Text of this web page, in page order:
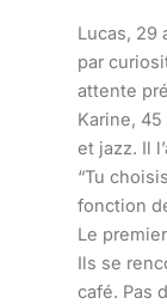
Lucas, 29
par
attente
Karine,
et jazz. Il
“Tu
fonction
Le
Ils se
café. Pas